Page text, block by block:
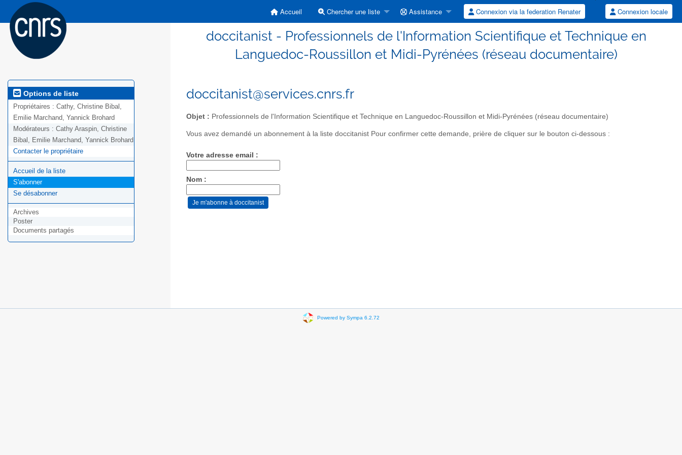
Accueil Chercher une liste Assistance Connexion via la federation Renater Connexion locale
doccitanist - Professionnels de l'Information Scientifique et Technique en
Languedoc-Roussillon et Midi-Pyrénées (réseau documentaire)
Options de liste
Propriétaires : Cathy, Christine Bibal,
Emilie Marchand, Yannick Brohard
Modérateurs : Cathy Araspin, Christine
Bibal, Emilie Marchand, Yannick Brohard
Contacter le propriétaire
Accueil de la liste
S'abonner
Se désabonner
Archives
Poster
Documents partagés
doccitanist@services.cnrs.fr
Objet : Professionnels de l'Information Scientifique et Technique en Languedoc-Roussillon et Midi-Pyrénées (réseau documentaire)
Vous avez demandé un abonnement à la liste doccitanist Pour confirmer cette demande, prière de cliquer sur le bouton ci-dessous :
Votre adresse email :
Nom :
Powered by Sympa 6.2.72